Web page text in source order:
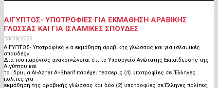
ΑΙΓΥΠΤΟΣ- ΥΠΟΤΡΟΦΊΕΣ ΓΙΑ ΕΚΜΆΘΗΣΗ ΑΡΑΒΙΚΉΣ
ΓΛΏΣΣΑΣ ΚΑΙ ΓΙΑ ΙΣΛΑΜΙΚΈΣ ΣΠΟΥΔΈΣ
23/09/2022
ΑΙΓΥΠΤΟΣ- Υποτροφίες για εκμάθηση αραβικής γλώσσας και για ισλαμικές
σπουδές»
Δια του παρόντος ανακοινώνεται ότι το Υπουργείο Ανώτατης Εκπαίδευσης της
Αιγύπτου και
το ίδρυμα Al-Azhar Al-Sharif παρέχει τέσσερις (4) υποτροφίες σε ‘Έλληνες
πολίτες για
εκμάθηση της αραβικής γλώσσας και δύο (2) υποτροφίες σε Έλληνες πολίτες,